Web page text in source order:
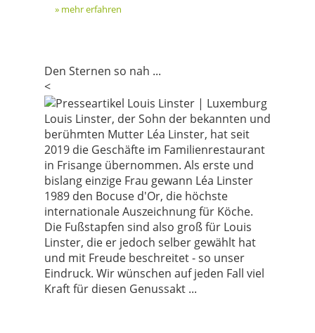
» mehr erfahren
Den Sternen so nah ...
<
Louis Linster, der Sohn der bekannten und
berühmten Mutter Léa Linster, hat seit
2019 die Geschäfte im Familienrestaurant
in Frisange übernommen. Als erste und
bislang einzige Frau gewann Léa Linster
1989 den Bocuse d'Or, die höchste
internationale Auszeichnung für Köche.
Die Fußstapfen sind also groß für Louis
Linster, die er jedoch selber gewählt hat
und mit Freude beschreitet - so unser
Eindruck. Wir wünschen auf jeden Fall viel
Kraft für diesen Genussakt ...